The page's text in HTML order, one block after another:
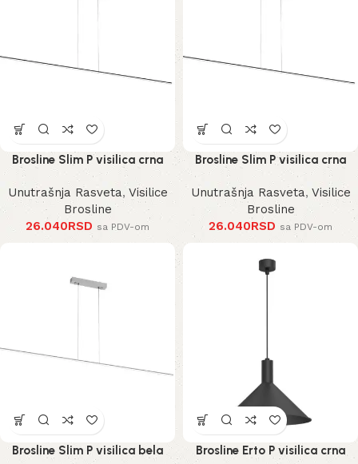
Brosline Slim P visilica crna
Unutrašnja Rasveta, Visilice
Brosline
26.040RSD sa PDV-om
Brosline Slim P visilica crna
Unutrašnja Rasveta, Visilice
Brosline
26.040RSD sa PDV-om
Brosline Slim P visilica bela Brosline Erto P visilica crna